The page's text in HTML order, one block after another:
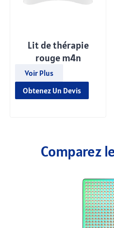
Lit de thérapie
rouge m4n
Voir Plus
Obtenez Un Devis
Comparez